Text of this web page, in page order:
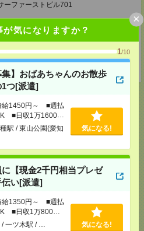
が気になりますか？
1/10
集】おばあちゃんのお散歩
つ[派遣]
給1450円～ ■週払
■日収1万1600円
駅 / 東山公園(愛知
気になる!
【現金2千円相当プレゼ
伝い[派遣]
給1350円～ ■週払
■日収1万800円
一ツ木駅 / … 気になる!
×
ファーストビル701
円分をプレゼント中★
ページへ
電話応募
LINE で送る